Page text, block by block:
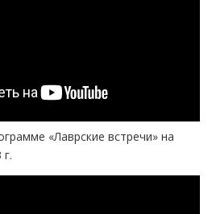
«Лаврские встречи» на